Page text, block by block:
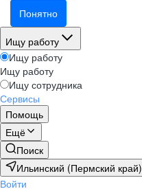
Понятно
Ищу работу
Ищу работу
Ищу работу
Ищу сотрудника
Сервисы
Помощь
Ещё
Поиск
Ильинский (Пермский край)
Войти